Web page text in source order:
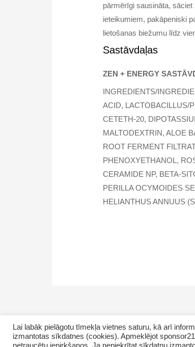
pārmērīgi sausināta,
ieteikumiem, pakāpeniski
lietošanas biežumu līdz
Sastāvdaļas
ZEN + ENERGY
INGREDIENTS/
ACID, LACTOBACILLUS/
CETETH-20,
MALTODEXTRIN, ALOE
ROOT FERMENT
PHENOXYETHANOL,
CERAMIDE NP, BETA-
PERILLA OCYMOIDES
HELIANTHUS ANNUUS
Copyright © 2026 NamaMama.lv
Lai labāk pielāgotu tīmekļa vietnes saturu, kā arī
izmantotas sīkdatnes (cookies). Apmeklējot